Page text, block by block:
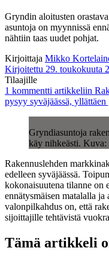
Gryndin aloitusten
asuntoja on myynnissä
nähtiin taas uudet pohjat.
Kirjoittaja Mikko
Kirjoitettu 29. toukokuuta
Tilaajille
1 kommentti artikkeliin
pysyy syväjäässä,
Gryndiasuntoja
käy nihkeästi.
Rakennuslehden
edelleen syväjäässä.
kokonaisuutena tilanne on
ennätysmäisen matalalla
valonpilkahdus on, että
sijoittajille tehtävistä
Tämä artikkeli